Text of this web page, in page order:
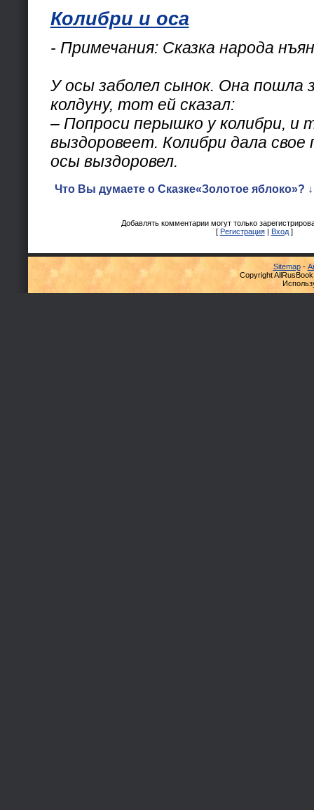
Колибри и оса
- Примечания: Cказка народа
У осы заболел сынок. Она пошла
колдуну, тот ей сказал:
– Попроси перышко у колибри, и
выздоровеет. Колибри дала
осы выздоровел.
Что Вы думаете о Сказке«Золотое яблоко»? ↓
Добавлять комментарии могут только
[ Регистрация| Вход]
Sitemap-
Copyright